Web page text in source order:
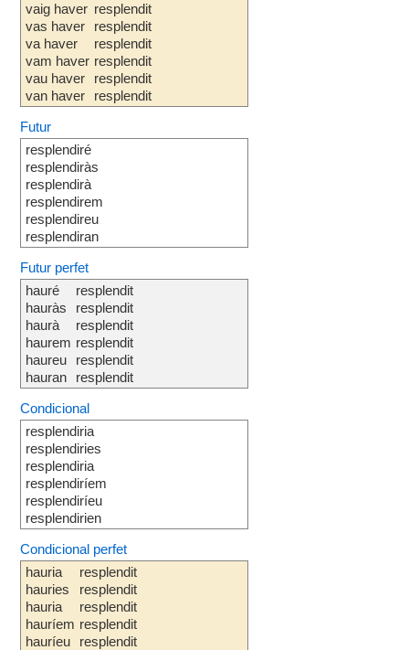
vaig haver
vas haver
va haver
vam haver
vau haver
van haver
resplendit
resplendit
resplendit
resplendit
resplendit
resplendit
Futur
resplendiré
resplendiràs
resplendirà
resplendirem
resplendireu
resplendiran
Futur perfet
hauré
hauràs
haurà
haurem
haureu
hauran
resplendit
resplendit
resplendit
resplendit
resplendit
resplendit
Condicional
resplendiria
resplendiries
resplendiria
resplendiríem
resplendiríeu
resplendirien
Condicional perfet
hauria
hauries
hauria
hauríem
hauríeu
resplendit
resplendit
resplendit
resplendit
resplendit